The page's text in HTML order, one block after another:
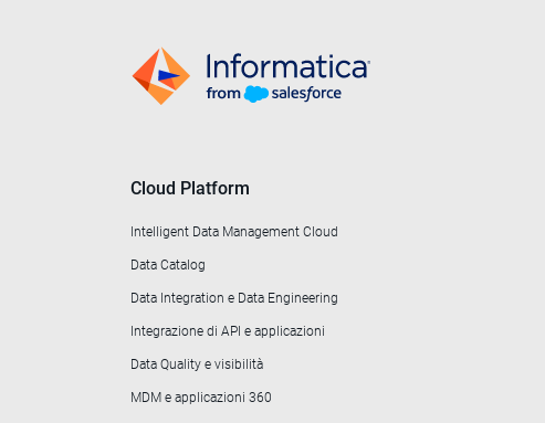
Cloud Platform
Intelligent Data Management Cloud
Data Catalog
Data Integration e Data Engineering
Integrazione di API e applicazioni
Data Quality e visibilità
MDM e applicazioni 360